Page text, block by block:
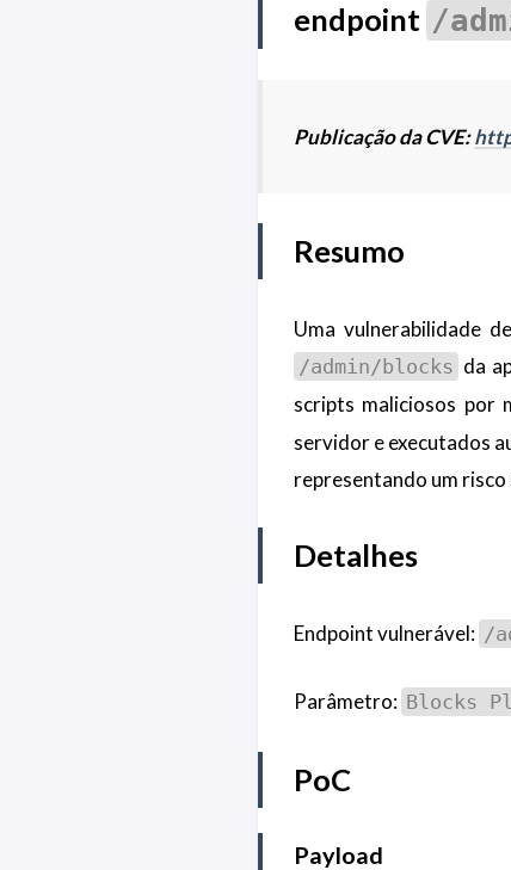
endpoint /
Publicação da CVE:
Resumo
Uma vulnerabilidade
/admin/blocks da
scripts maliciosos por
servidor e executados
representando um
Detalhes
Endpoint vulnerável: /
Parâmetro: Blocks
PoC
Payload